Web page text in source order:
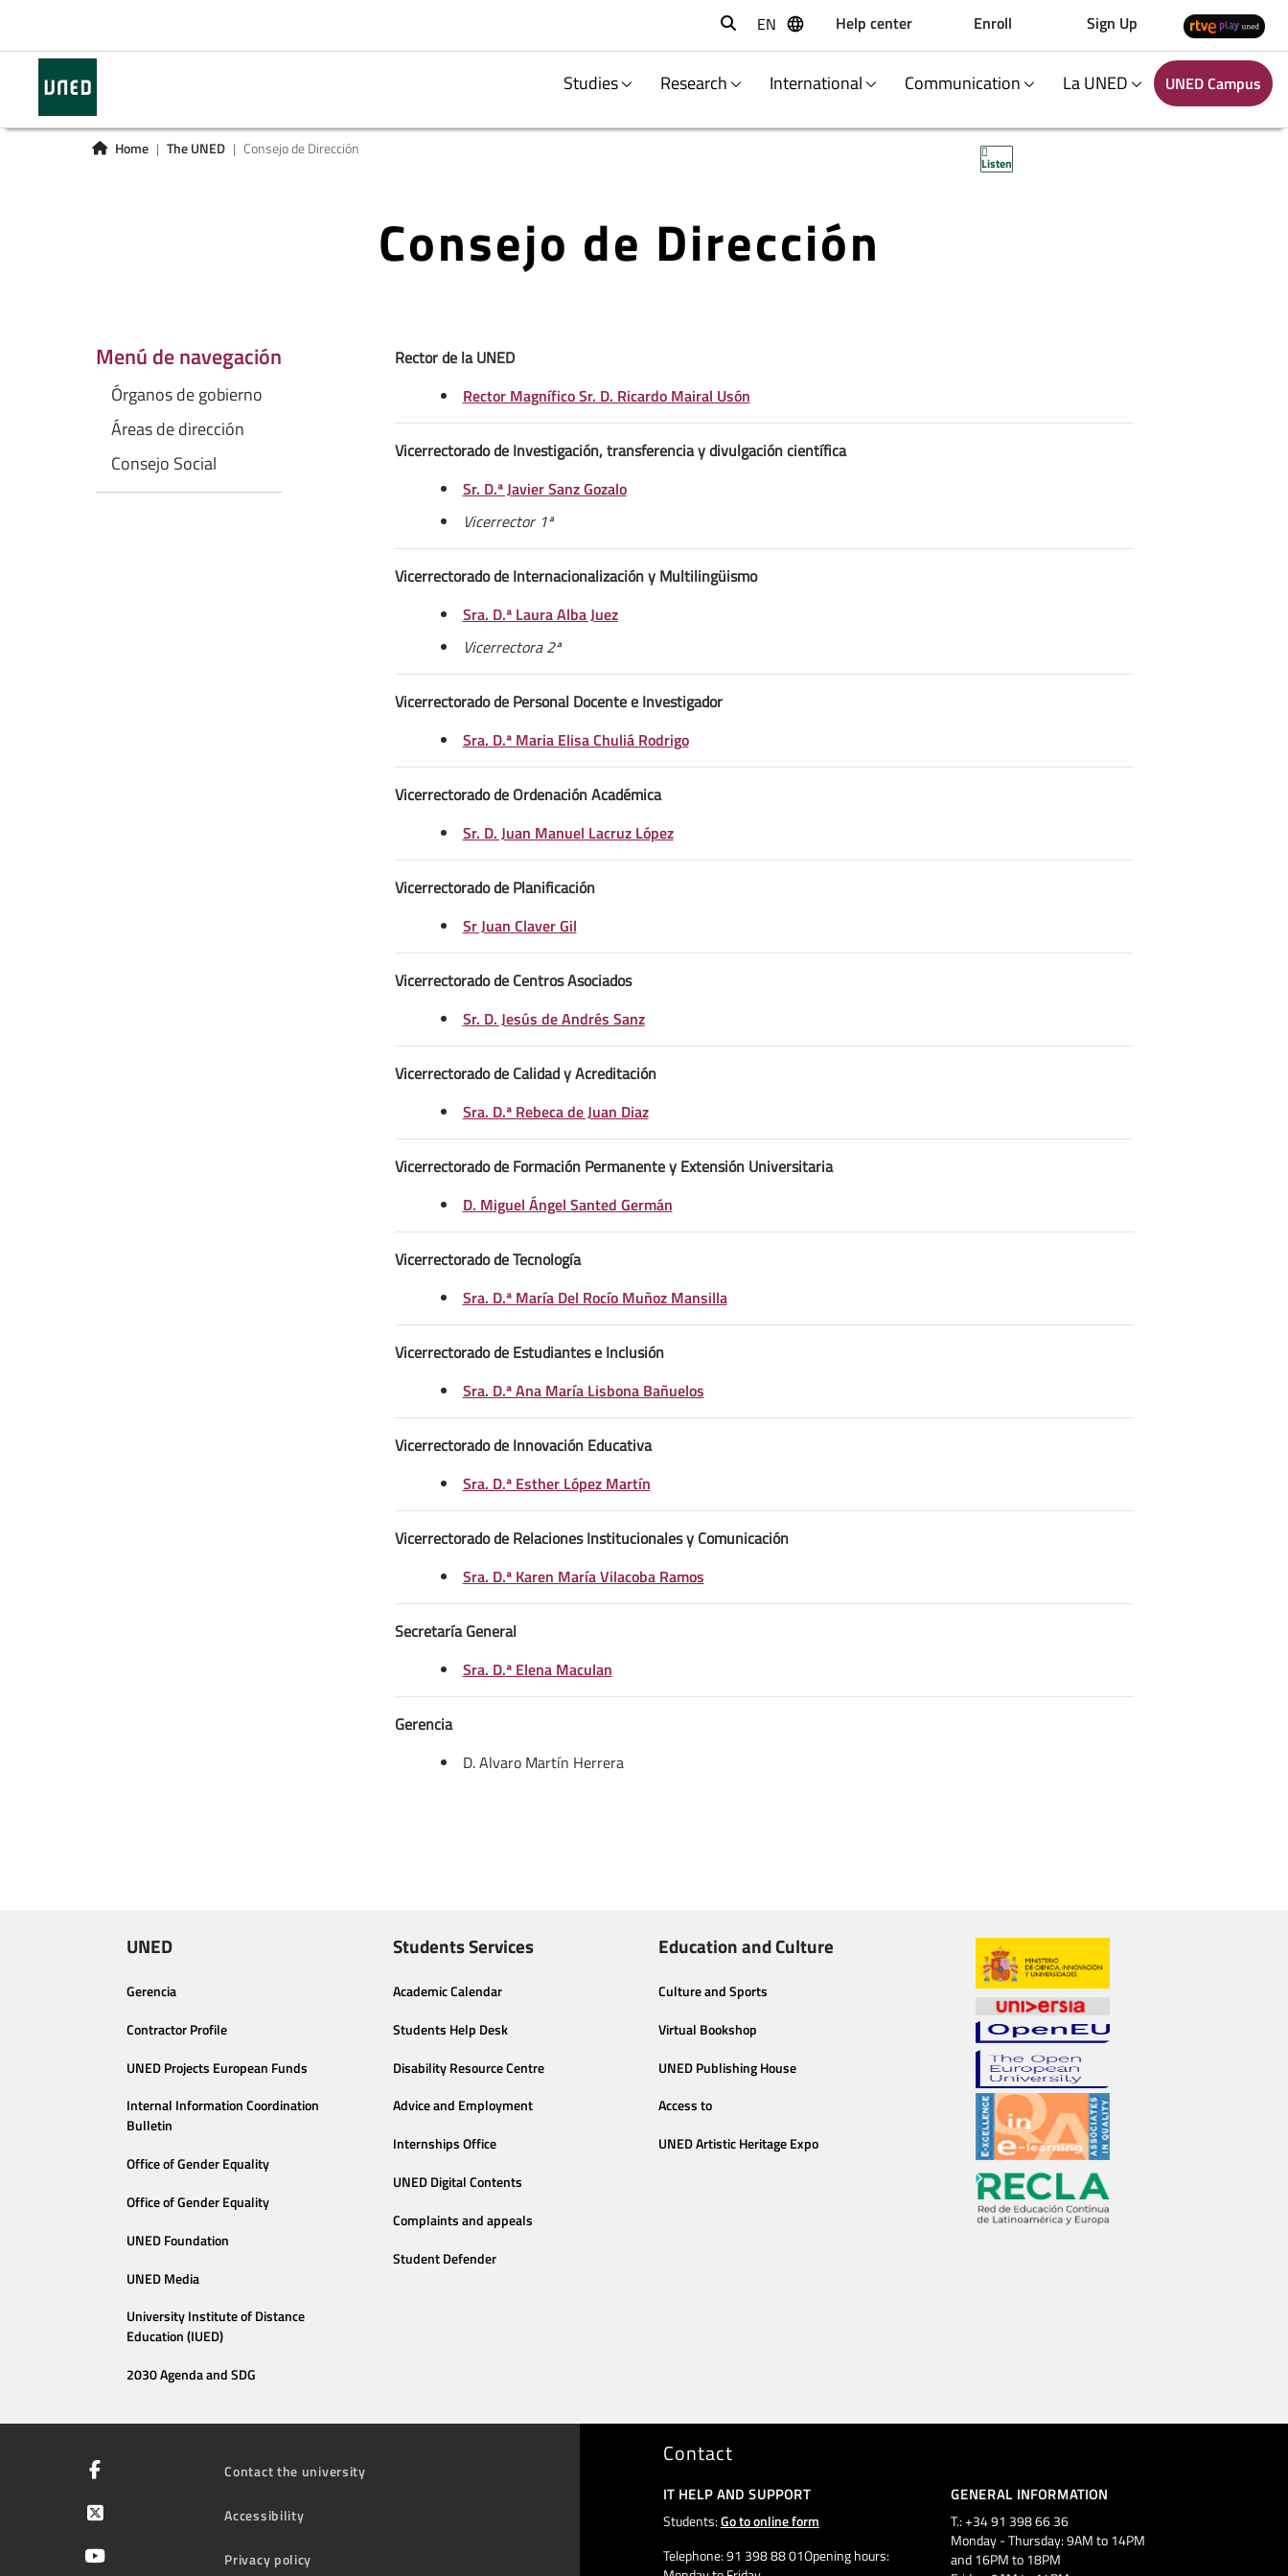
Buscar
EN Help center Enroll Sign Up
Studies Research International Communication La UNED UNED Campus
Home The UNED Consejo de Dirección
Listen
Consejo de Dirección
Menú de navegación
Órganos de gobierno
Áreas de dirección
Consejo Social
Rector de la UNED
Rector Magnífico Sr. D. Ricardo Mairal Usón
Vicerrectorado de Investigación, transferencia y divulgación científica
Sr. D.ª Javier Sanz Gozalo
Vicerrector 1ª
Vicerrectorado de Internacionalización y Multilingüismo
Sra. D.ª Laura Alba Juez
Vicerrectora 2ª
Vicerrectorado de Personal Docente e Investigador
Sra. D.ª Maria Elisa Chuliá Rodrigo
Vicerrectorado de Ordenación Académica
Sr. D. Juan Manuel Lacruz López
Vicerrectorado de Planificación
Sr Juan Claver Gil
Vicerrectorado de Centros Asociados
Sr. D. Jesús de Andrés Sanz
Vicerrectorado de Calidad y Acreditación
Sra. D.ª Rebeca de Juan Diaz
Vicerrectorado de Formación Permanente y Extensión Universitaria
D. Miguel Ángel Santed Germán
Vicerrectorado de Tecnología
Sra. D.ª María Del Rocío Muñoz Mansilla
Vicerrectorado de Estudiantes e Inclusión
Sra. D.ª Ana María Lisbona Bañuelos
Vicerrectorado de Innovación Educativa
Sra. D.ª Esther López Martín
Vicerrectorado de Relaciones Institucionales y Comunicación
Sra. D.ª Karen María Vilacoba Ramos
Secretaría General
Sra. D.ª Elena Maculan
Gerencia
D. Alvaro Martín Herrera
UNED
Gerencia
Contractor Profile
UNED Projects European Funds
Internal Information Coordination
Bulletin
Office of Gender Equality
Office of Gender Equality
UNED Foundation
UNED Media
University Institute of Distance
Education (IUED)
2030 Agenda and SDG
Students Services
Academic Calendar
Students Help Desk
Disability Resource Centre
Advice and Employment
Internships Office
UNED Digital Contents
Complaints and appeals
Student Defender
Education and Culture
Culture and Sports
Virtual Bookshop
UNED Publishing House
Access to
UNED Artistic Heritage Expo
Contact the university
Accessibility
Privacy policy
Contact
IT HELP AND SUPPORT
Students:Go to online form
Telephone: 91 398 88 01Opening hours:
GENERAL INFORMATION
T.: +34 91 398 66 36
Monday - Thursday: 9AM to 14PM
and 16PM to 18PM